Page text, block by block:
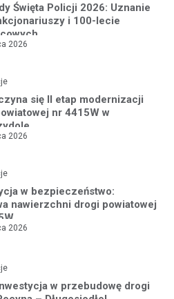
Święta Policji 2026: Uznanie
i 100-lecie
2026
się II etap modernizacji
nr 4415W w
2026
w bezpieczeństwo:
nawierzchni drogi powiatowej
2026
w przebudowę drogi